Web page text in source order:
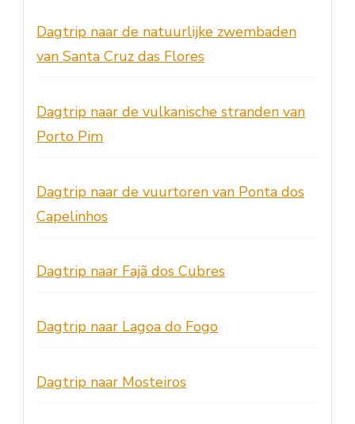
Dagtrip naar de natuurlijke zwembaden
van Santa Cruz das Flores
Dagtrip naar de vulkanische stranden van
Porto Pim
Dagtrip naar de vuurtoren van Ponta dos
Capelinhos
Dagtrip naar Fajã dos Cubres
Dagtrip naar Lagoa do Fogo
Dagtrip naar Mosteiros